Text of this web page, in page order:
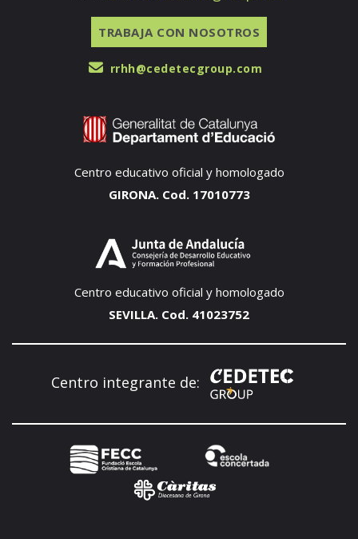
TRABAJA CON NOSOTROS
rrhh@cedetecgroup.com
Centro educativo oficial y homologado
GIRONA. Cod. 17010773
Centro educativo oficial y homologado
SEVILLA. Cod. 41023752
Centro integrante de: